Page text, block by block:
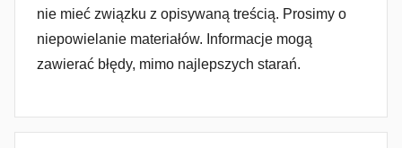
nie mieć związku z opisywaną treścią. Prosimy o
niepowielanie materiałów. Informacje mogą
zawierać błędy, mimo najlepszych starań.